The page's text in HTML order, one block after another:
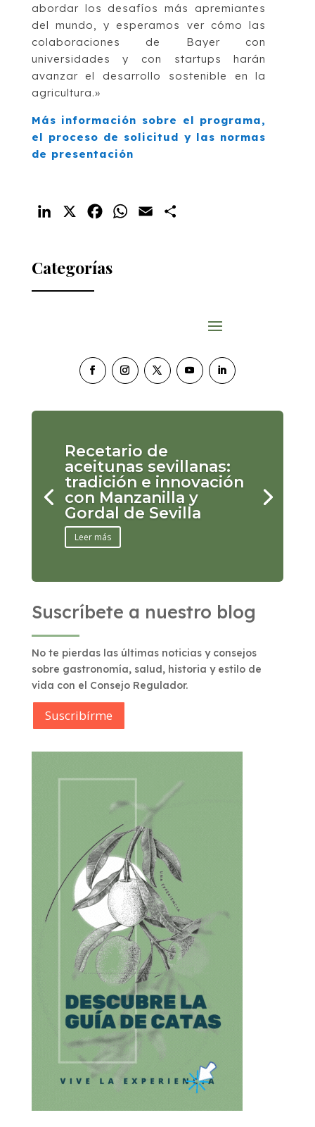
abordar los desafíos más apremiantes
del mundo, y esperamos ver cómo las
colaboraciones de Bayer con
universidades y con startups harán
avanzar el desarrollo sostenible en la
agricultura.»
Más información sobre el programa,
el proceso de solicitud y las normas
de presentación
LinkedIn FacebookWhatsApp
Email
Categorías
Recetario de
aceitunas sevillanas:
tradición e innovación
con Manzanilla y
Gordal de Sevilla
Leer más
Suscríbete a nuestro blog
No te pierdas las últimas noticias y consejos
sobre gastronomía, salud, historia y estilo de
vida con el Consejo Regulador.
Suscribírme